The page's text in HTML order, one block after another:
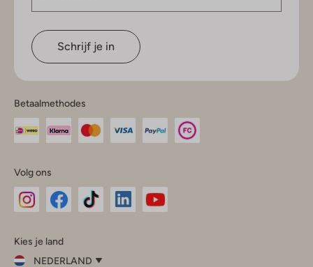
Schrijf je in
Betaalmethodes
Volg ons
InstagramFacebook
Kies je land
NEDERLAND